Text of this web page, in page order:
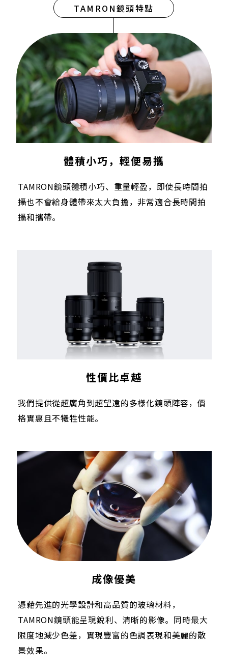
TAMRON鏡頭特點
體積小巧，輕便易攜
TAMRON鏡頭體積小巧、重量輕盈，即使長時間拍
攝也不會給身體帶來太大負擔，非常適合長時間拍
攝和攜帶。
性價比卓越
我們提供從超廣角到超望遠的多樣化鏡頭陣容，價
格實惠且不犧牲性能。
成像優美
憑藉先進的光學設計和高品質的玻璃材料，
TAMRON鏡頭能呈現銳利、清晰的影像。同時最大
限度地減少色差，實現豐富的色調表現和美麗的散
景效果。